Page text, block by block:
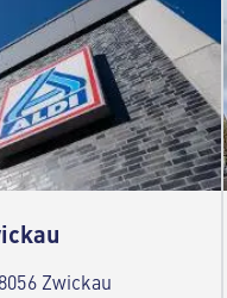
Zwickau